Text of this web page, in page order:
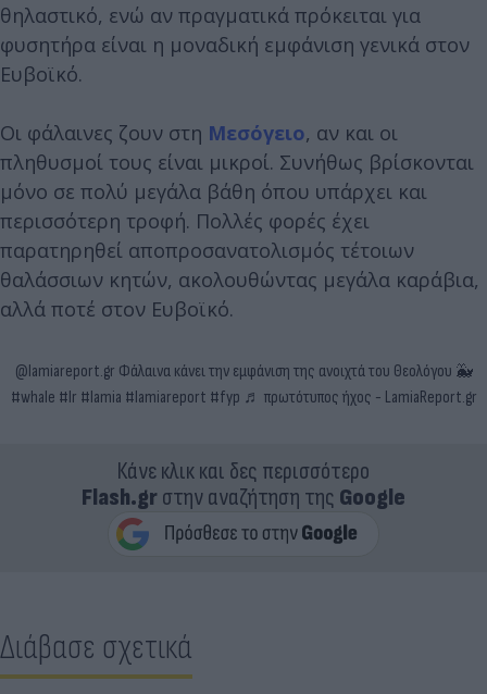
θηλαστικό, ενώ αν πραγματικά πρόκειται για
φυσητήρα είναι η μοναδική εμφάνιση γενικά στον
Ευβοϊκό.
Οι φάλαινες ζουν στη Μεσόγειο, αν και οι
πληθυσμοί τους είναι μικροί. Συνήθως βρίσκονται
μόνο σε πολύ μεγάλα βάθη όπου υπάρχει και
περισσότερη τροφή. Πολλές φορές έχει
παρατηρηθεί αποπροσανατολισμός τέτοιων
θαλάσσιων κητών, ακολουθώντας μεγάλα καράβια,
αλλά ποτέ στον Ευβοϊκό.
@lamiareport.gr Φάλαινα κάνει την εμφάνιση της ανοιχτά του Θεολόγου 🐳
#whale #lr #lamia #lamiareport #fyp ♬ πρωτότυπος ήχος - LamiaReport.gr
Κάνε κλικ και δες περισσότερο
Flash.grστην αναζήτηση της Google
Διάβασε σχετικά